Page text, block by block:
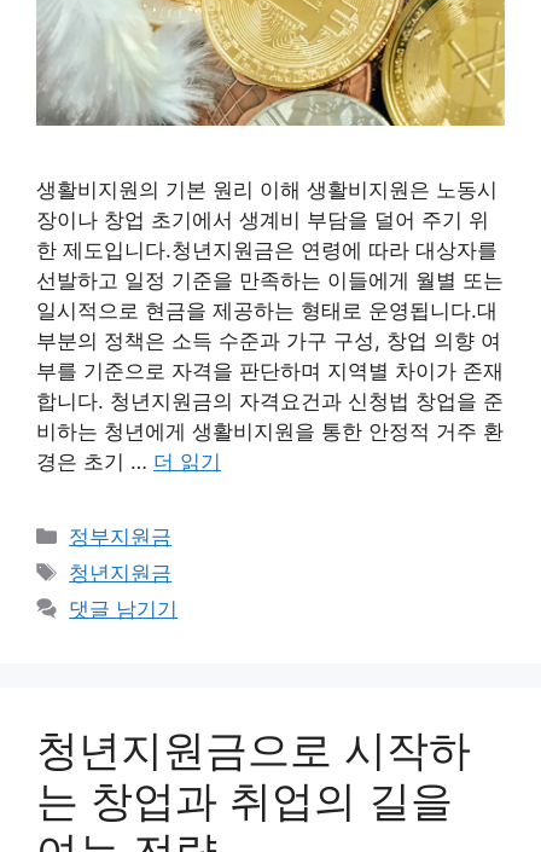
생활비지원의 기본 원리 이해 생활비지원은 노동시
장이나 창업 초기에서 생계비 부담을 덜어 주기 위
한 제도입니다.청년지원금은 연령에 따라 대상자를
선발하고 일정 기준을 만족하는 이들에게 월별 또는
일시적으로 현금을 제공하는 형태로 운영됩니다.대
부분의 정책은 소득 수준과 가구 구성, 창업 의향 여
부를 기준으로 자격을 판단하며 지역별 차이가 존재
합니다. 청년지원금의 자격요건과 신청법 창업을 준
비하는 청년에게 생활비지원을 통한 안정적 거주 환
경은 초기 … 더 읽기
카
테
리
정부지원금
태
그
청년지원금
댓글 남기기
청년지원금으로 시작하
는 창업과 취업의 길을